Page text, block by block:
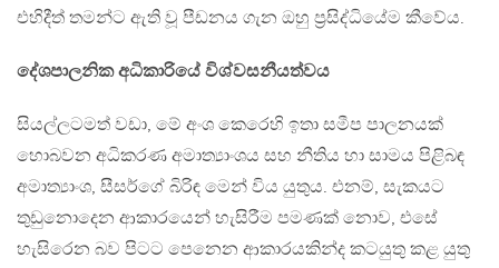
එහිදීත් තමන්ට ඇති වූ පීඩනය ගැන ඔහු ප‍්‍රසිද්ධියේම කීවේය.
දේශපාලනික අධිකාරියේ විශ්වසනීයත්වය
සියල්ලටමත් වඩා, මේ අංශ කෙරෙහි ඉතා සමීප පාලනයක්
හොබවන අධිකරණ අමාත්‍යාංශය සහ නීතිය හා සාමය පිළිබඳ
අමාත්‍යාංශ, සීසර්ගේ බිරිඳ මෙන් විය යුතුය. එනම්, සැකයට
තුඩුනොදෙන ආකාරයෙන් හැසිරීම පමණක් නොව, එසේ
හැසිරෙන බව පිටට පෙනෙන ආකාරයකින්ද කටයුතු කළ යුතු